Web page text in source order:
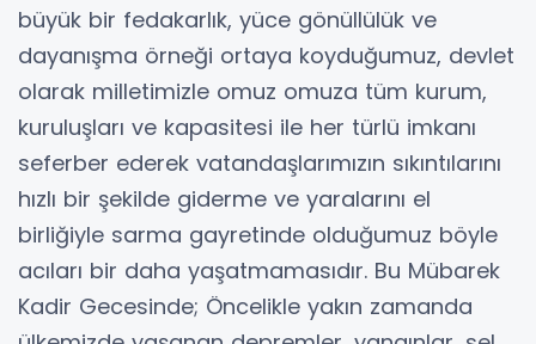
büyük bir fedakarlık, yüce gönüllülük ve
dayanışma örneği ortaya koyduğumuz, devlet
olarak milletimizle omuz omuza tüm kurum,
kuruluşları ve kapasitesi ile her türlü imkanı
seferber ederek vatandaşlarımızın sıkıntılarını
hızlı bir şekilde giderme ve yaralarını el
birliğiyle sarma gayretinde olduğumuz böyle
acıları bir daha yaşatmamasıdır. Bu Mübarek
Kadir Gecesinde; Öncelikle yakın zamanda